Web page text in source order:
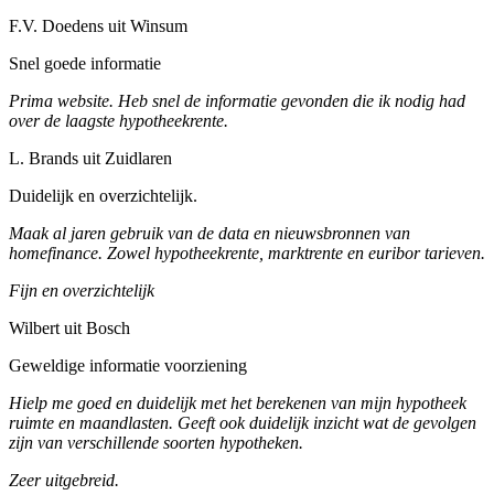
F.V. Doedens uit Winsum
Snel goede informatie
Prima website. Heb snel de informatie gevonden die ik nodig had
over de laagste hypotheekrente.
L. Brands uit Zuidlaren
Duidelijk en overzichtelijk.
Maak al jaren gebruik van de data en nieuwsbronnen van
homefinance. Zowel hypotheekrente, marktrente en euribor tarieven.
Fijn en overzichtelijk
Wilbert uit Bosch
Geweldige informatie voorziening
Hielp me goed en duidelijk met het berekenen van mijn hypotheek
ruimte en maandlasten. Geeft ook duidelijk inzicht wat de gevolgen
zijn van verschillende soorten hypotheken.
Zeer uitgebreid.